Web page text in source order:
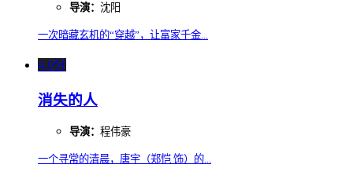
导演： 沈阳
一次暗藏玄机的“穿越”，让富家千金...
4.0分
消失的人
导演： 程伟豪
一个寻常的清晨，唐宇（郑恺 饰）的...